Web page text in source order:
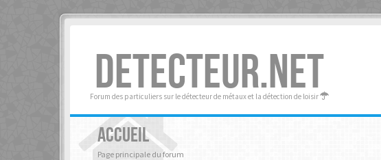
DETECTEUR.NET
Forum des particuliers sur le détecteur de métaux et la détection de loisir
ACCUEIL
Page principale du forum